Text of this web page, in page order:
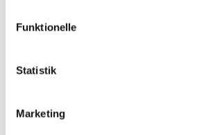
Funktionelle
Statistik
Marketing